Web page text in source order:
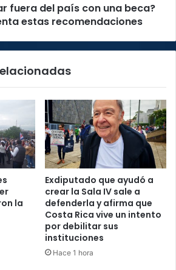
fuera del país con una beca?
estas recomendaciones
la
Exdiputado que ayudó a
crear la Sala IV sale a
defenderla y afirma que
Costa Rica vive un intento
por debilitar sus
instituciones
Hace 1 hora